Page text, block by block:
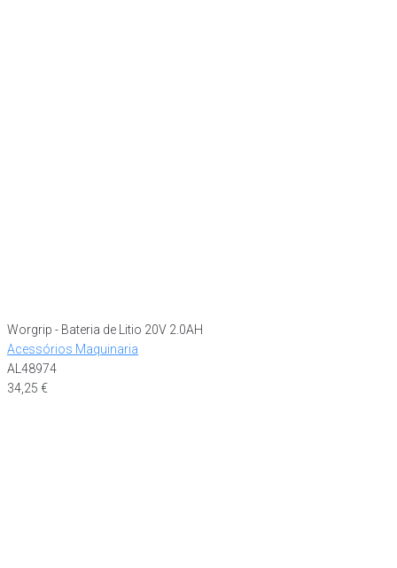
Worgrip - Bateria de Litio 20V 2.0AH
Acessórios Maquinaria
AL48974
34,25 €